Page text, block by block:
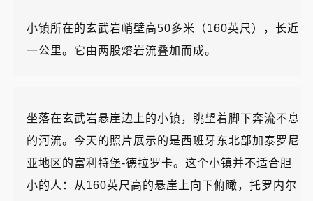
小镇所在的玄武岩峭壁高50多米（160英尺），长近
一公里。它由两股熔岩流叠加而成。
坐落在玄武岩悬崖边上的小镇，眺望着脚下奔流不息
的河流。今天的照片展示的是西班牙东北部加泰罗尼
亚地区的富利特堡-德拉罗卡。这个小镇并不适合胆
小的人：从160英尺高的悬崖上向下俯瞰，托罗内尔